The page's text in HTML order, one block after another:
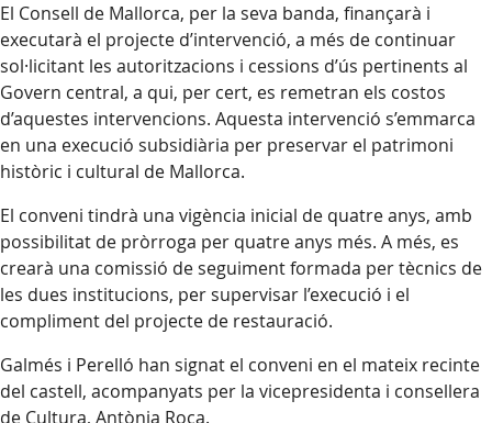
El Consell de Mallorca, per la seva banda, finançarà i
executarà el projecte d’intervenció, a més de continuar
sol·licitant les autoritzacions i cessions d’ús pertinents al
Govern central, a qui, per cert, es remetran els costos
d’aquestes intervencions. Aquesta intervenció s’emmarca
en una execució subsidiària per preservar el patrimoni
històric i cultural de Mallorca.
El conveni tindrà una vigència inicial de quatre anys, amb
possibilitat de pròrroga per quatre anys més. A més, es
crearà una comissió de seguiment formada per tècnics de
les dues institucions, per supervisar l’execució i el
compliment del projecte de restauració.
Galmés i Perelló han signat el conveni en el mateix recinte
del castell, acompanyats per la vicepresidenta i consellera
de Cultura, Antònia Roca.